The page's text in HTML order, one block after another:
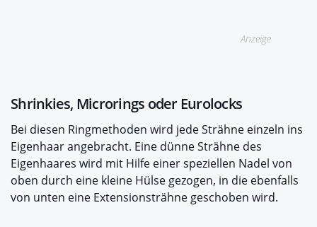
Anzeige
Shrinkies, Microrings oder Eurolocks
Bei diesen Ringmethoden wird jede Strähne einzeln ins
Eigenhaar angebracht. Eine dünne Strähne des
Eigenhaares wird mit Hilfe einer speziellen Nadel von
oben durch eine kleine Hülse gezogen, in die ebenfalls
von unten eine Extensionsträhne geschoben wird.